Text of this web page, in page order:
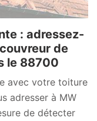
: adressez-
de
le 88700
avec votre toiture
adresser à MW
de détecter